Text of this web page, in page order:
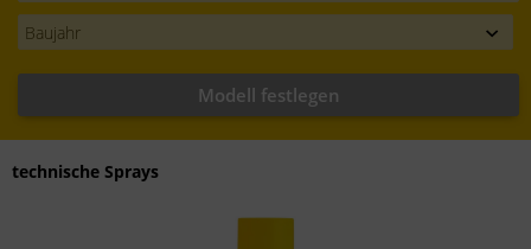
Modell festlegen
technische Sprays